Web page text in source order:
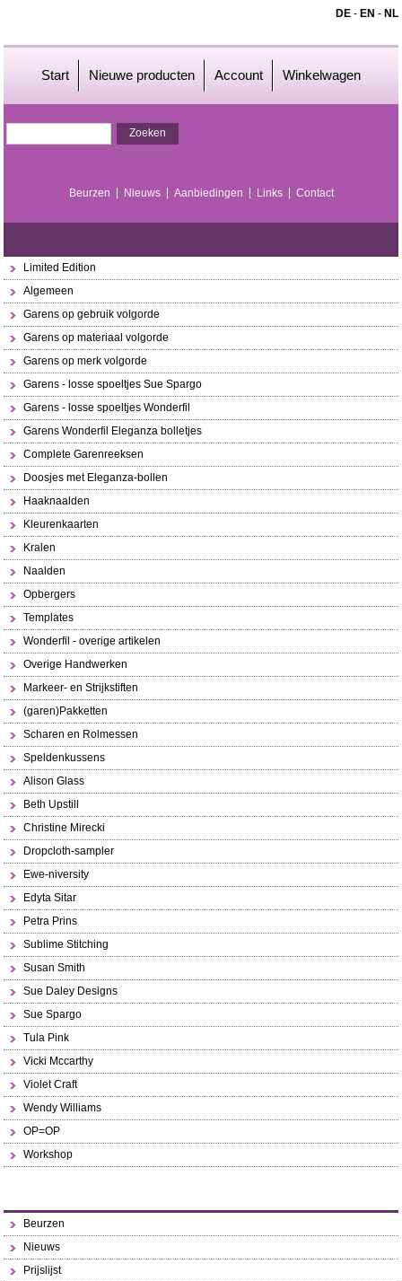
DE- EN - NL
Start Nieuwe producten Account Winkelwagen
Beurzen Nieuws Aanbiedingen Links Contact
Limited Edition
Algemeen
Garens op gebruik volgorde
Garens op materiaal volgorde
Garens op merk volgorde
Garens - losse spoeltjes Sue Spargo
Garens - losse spoeltjes Wonderfil
Garens Wonderfil Eleganza bolletjes
Complete Garenreeksen
Doosjes met Eleganza-bollen
Haaknaalden
Kleurenkaarten
Kralen
Naalden
Opbergers
Templates
Wonderfil - overige artikelen
Overige Handwerken
Markeer- en Strijkstiften
(garen)Pakketten
Scharen en Rolmessen
Speldenkussens
Alison Glass
Beth Upstill
Christine Mirecki
Dropcloth-sampler
Ewe-niversity
Edyta Sitar
Petra Prins
Sublime Stitching
Susan Smith
Sue Daley Designs
Sue Spargo
Tula Pink
Vicki Mccarthy
Violet Craft
Wendy Williams
OP=OP
Workshop
Beurzen
Nieuws
Prijslijst